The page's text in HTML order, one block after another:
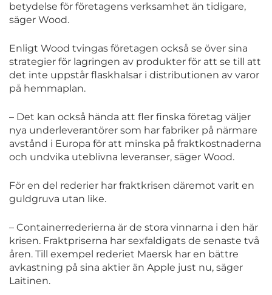
betydelse för företagens verksamhet än tidigare,
säger Wood.
Enligt Wood tvingas företagen också se över sina
strategier för lagringen av produkter för att se till att
det inte uppstår flaskhalsar i distributionen av varor
på hemmaplan.
– Det kan också hända att fler finska företag väljer
nya underleverantörer som har fabriker på närmare
avstånd i Europa för att minska på fraktkostnaderna
och undvika uteblivna leveranser, säger Wood.
För en del rederier har fraktkrisen däremot varit en
guldgruva utan like.
– Containerrederierna är de stora vinnarna i den här
krisen. Fraktpriserna har sexfaldigats de senaste två
åren. Till exempel rederiet Maersk har en bättre
avkastning på sina aktier än Apple just nu, säger
Laitinen.